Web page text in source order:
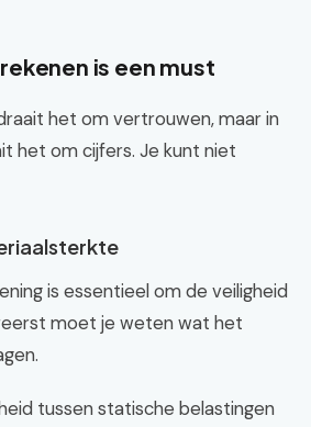
is een must
het om vertrouwen, maar in
het om cijfers. Je kunt niet
is essentieel om de veiligheid
moet je weten wat het
tussen statische belastingen